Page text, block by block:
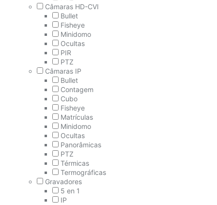
Câmaras HD-CVI
Bullet
Fisheye
Minidomo
Ocultas
PIR
PTZ
Câmaras IP
Bullet
Contagem
Cubo
Fisheye
Matrículas
Minidomo
Ocultas
Panorâmicas
PTZ
Térmicas
Termográficas
Gravadores
5 en 1
IP